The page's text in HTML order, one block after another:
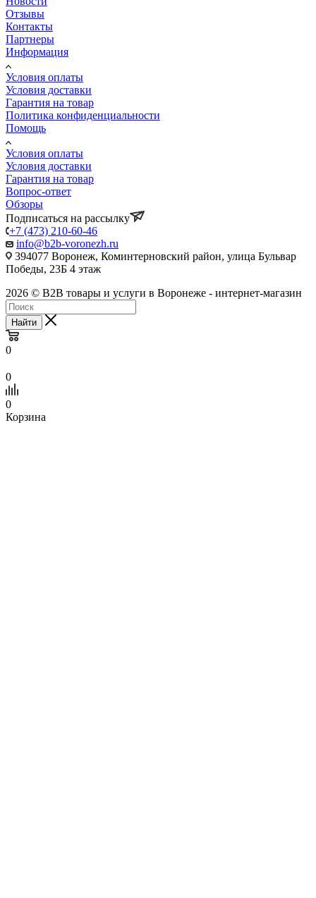
Отзывы
Контакты
Партнеры
Информация
Условия оплаты
Условия доставки
Гарантия на товар
Политика конфиденциальности
Помощь
Условия оплаты
Условия доставки
Гарантия на товар
Вопрос-ответ
Обзоры
Подписаться на рассылку
+7 (473) 210-60-46
info@b2b-voronezh.ru
394077 Воронеж, Коминтерновский район, улица Бульвар
Победы, 23Б​ 4 этаж
2026 © B2B товары и услуги в Воронеже - интернет-магазин
Найти
0
0
0
Корзина